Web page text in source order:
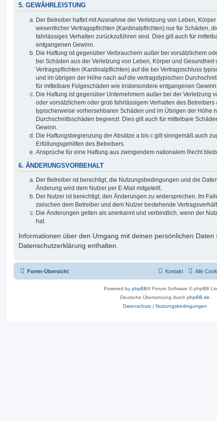
5. GEWÄHRLEISTUNG
Der Betreiber haftet mit Ausnahme der Verletzung von Leben,
wesentlicher Vertragspflichten (Kardinalpflichten) nur für Schäden,
fahrlässiges Verhalten zurückzuführen sind. Dies gilt auch für
entgangenen Gewinn.
Die Haftung ist gegenüber Verbrauchern außer bei vorsätzlichem
bei Schäden aus der Verletzung von Leben, Körper und
Vertragspflichten (Kardinalpflichten) auf die bei Vertragsschluss
und im übrigen der Höhe nach auf die vertragstypischen
für mittelbare Folgeschäden wie insbesondere entgangenen
Die Haftung ist gegenüber Unternehmern außer bei der Verletzung
oder vorsätzlichem oder grob fahrlässigem Verhalten des Betreibers
typischerweise vorhersehbaren Schäden und im Übrigen der Höhe
Durchschnittsschäden begrenzt. Dies gilt auch für mittelbare
Gewinn.
Die Haftungsbegrenzung der Absätze a bis c gilt sinngemäß auch
Erfüllungsgehilfen des Betreibers.
Ansprüche für eine Haftung aus zwingendem nationalem Recht
6. ÄNDERUNGSVORBEHALT
Der Betreiber ist berechtigt, die Nutzungsbedingungen und die
Änderung wird dem Nutzer per E-Mail mitgeteilt.
Der Nutzer ist berechtigt, den Änderungen zu widersprechen. Im
zwischen dem Betreiber und dem Nutzer bestehende
Die Änderungen gelten als anerkannt und verbindlich, wenn der
hat.
Informationen über den Umgang mit deinen persönlichen Daten
Datenschutzerklärung enthalten.
Foren-Übersicht Alle
Kontakt
Powered by phpBB® Forum Software © phpBB
Deutsche Übersetzung durch phpBB.de
Datenschutz | Nutzungsbedingungen